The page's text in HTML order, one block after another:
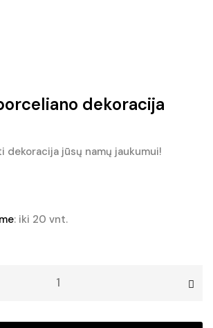
dekoracija
dekoracija jūsų namų jaukumui!
: iki 20 vnt.